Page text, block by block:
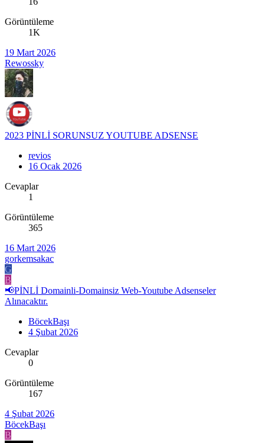
Görüntüleme
1K
19 Mart 2026
Rewossky
2023 PİNLİ SORUNSUZ YOUTUBE ADSENSE
revios
16 Ocak 2026
Cevaplar
1
Görüntüleme
365
16 Mart 2026
gorkemsakac
G
B
📢PİNLİ Domainli-Domainsiz Web-Youtube Adsenseler
Alınacaktır.
BöcekBaşı
4 Şubat 2026
Cevaplar
0
Görüntüleme
167
4 Şubat 2026
BöcekBaşı
B